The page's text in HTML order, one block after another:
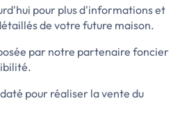
pour plus d'informations et
de votre future maison.
par notre partenaire foncier
pour réaliser la vente du